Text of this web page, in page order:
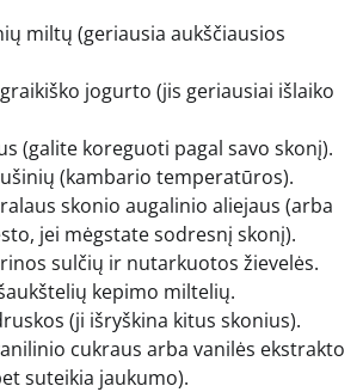
miltų (geriausia aukščiausios
jogurto (jis geriausiai išlaiko
(galite koreguoti pagal savo skonį).
(kambario temperatūros).
skonio augalinio aliejaus (arba
jei mėgstate sodresnį skonį).
sulčių ir nutarkuotos žievelės.
kepimo miltelių.
(ji išryškina kitus skonius).
cukraus arba vanilės ekstrakto
suteikia jaukumo).